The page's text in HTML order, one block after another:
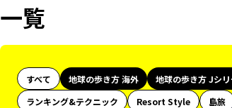
一覧
すべて 地球の歩き方 海外 地球の歩き方 Jシリ
ランキング&テクニック
Resort Style 島旅